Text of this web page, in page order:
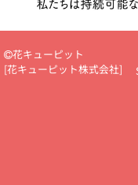
彩心理学」で選ぶ方法
ール
新築引っ越し祝い
場上司や先輩へ贈るお祝
花キューピット
[花キューピット株式会社]